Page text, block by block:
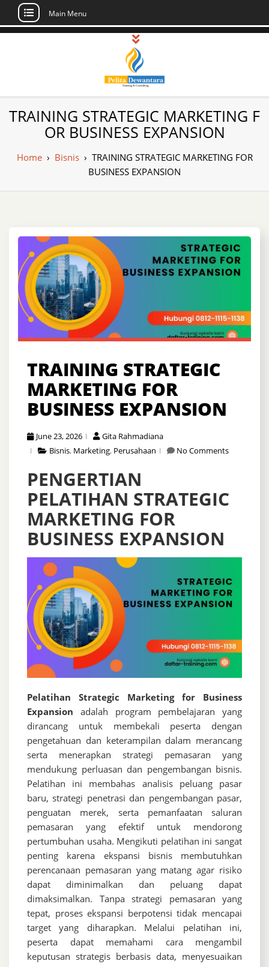
Skip
Main Menu
Pusat Pelatihan
dan Sertifikasi –
Daftar Training
Indonesia
Sertifikasi di Indonesia
TRAINING STRATEGIC MARKETING F
OR BUSINESS EXPANSION
Home› Bisnis› TRAINING STRATEGIC MARKETING FOR
BUSINESS EXPANSION
TRAINING STRATEGIC
MARKETING FOR
BUSINESS EXPANSION
June 23, 2026
Gita Rahmadiana
Bisnis, Marketing, Perusahaan No Comments
PENGERTIAN
PELATIHAN STRATEGIC
MARKETING FOR
BUSINESS EXPANSION
Pelatihan Strategic Marketing for Business
Expansion adalah program pembelajaran yang
dirancang untuk membekali peserta dengan
pengetahuan dan keterampilan dalam merancang
serta menerapkan strategi pemasaran yang
mendukung perluasan dan pengembangan bisnis.
Pelatihan ini membahas analisis peluang pasar
baru, strategi penetrasi dan pengembangan pasar,
penguatan merek, serta pemanfaatan saluran
pemasaran yang efektif untuk mendorong
pertumbuhan usaha. Mengikuti pelatihan ini sangat
penting karena ekspansi bisnis membutuhkan
perencanaan pemasaran yang matang agar risiko
dapat diminimalkan dan peluang dapat
dimaksimalkan. Tanpa strategi pemasaran yang
tepat, proses ekspansi berpotensi tidak mencapai
target yang diharapkan. Melalui pelatihan ini,
peserta dapat memahami cara mengambil
keputusan strategis berbasis data, menyesuaikan